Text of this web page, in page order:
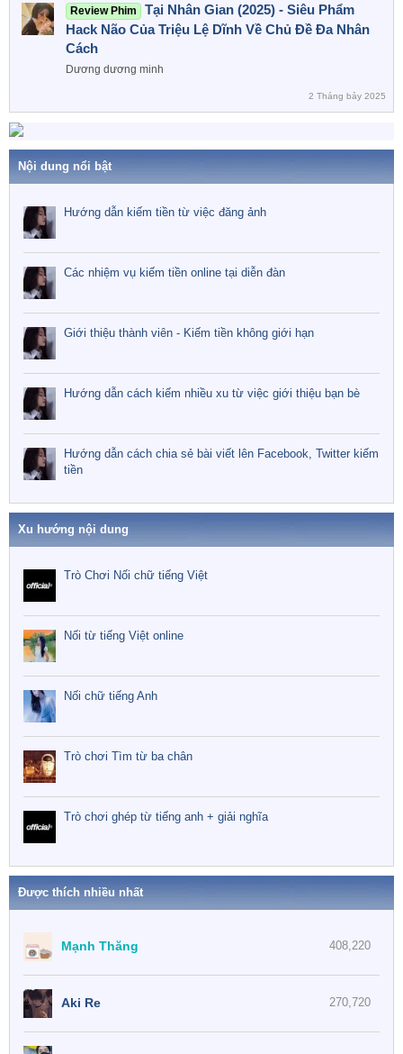
Review Phim
Tại Nhân Gian (2025) - Siêu Phẩm
Hack Não Của Triệu Lệ Dĩnh Về Chủ Đề Đa Nhân
Cách
Dương dương minh
2 Tháng bảy 2025
Nội dung nổi bật
Hướng dẫn kiếm tiền từ việc đăng ảnh
Các nhiệm vụ kiếm tiền online tại diễn đàn
Giới thiệu thành viên - Kiếm tiền không giới hạn
Hướng dẫn cách kiếm nhiều xu từ việc giới thiệu bạn bè
Hướng dẫn cách chia sẻ bài viết lên Facebook, Twitter kiếm
tiền
Xu hướng nội dung
Trò Chơi Nối chữ tiếng Việt
Nối từ tiếng Việt online
Nối chữ tiếng Anh
Trò chơi Tìm từ ba chân
Trò chơi ghép từ tiếng anh + giải nghĩa
Được thích nhiều nhất
408,220
Mạnh Thăng
270,720
Aki Re